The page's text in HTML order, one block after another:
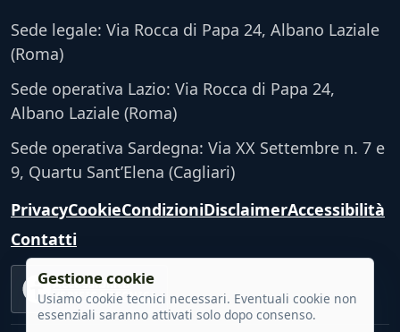
Sede legale: Via Rocca di Papa 24, Albano Laziale
(Roma)
Sede operativa Lazio: Via Rocca di Papa 24,
Albano Laziale (Roma)
Sede operativa Sardegna: Via XX Settembre n. 7 e
9, Quartu Sant’Elena (Cagliari)
PrivacyCookieCondizioniDisclaimerAccessibilità
Contatti
Accessibilità
VERIFICA TECNICA
Gestione cookie
Usiamo cookie tecnici necessari. Eventuali cookie non
essenziali saranno attivati solo dopo consenso.